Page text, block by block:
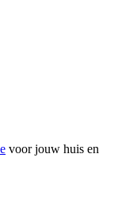
voor jouw huis en